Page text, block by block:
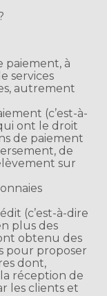
paiement, à
services
autrement
(c’est-à-
ont le droit
de paiement
de
sur
(c’est-à-dire
plus des
obtenu des
pour proposer
dont,
réception de
les clients et